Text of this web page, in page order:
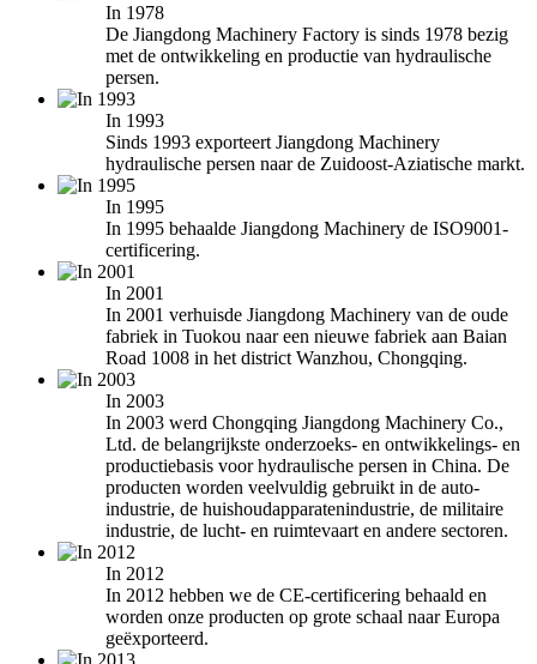
In 1978
De Jiangdong Machinery Factory is sinds 1978 bezig
met de ontwikkeling en productie van hydraulische
persen.
In 1993
Sinds 1993 exporteert Jiangdong Machinery
hydraulische persen naar de Zuidoost-Aziatische markt.
In 1995
In 1995 behaalde Jiangdong Machinery de ISO9001-
certificering.
In 2001
In 2001 verhuisde Jiangdong Machinery van de oude
fabriek in Tuokou naar een nieuwe fabriek aan Baian
Road 1008 in het district Wanzhou, Chongqing.
In 2003
In 2003 werd Chongqing Jiangdong Machinery Co.,
Ltd. de belangrijkste onderzoeks- en ontwikkelings- en
productiebasis voor hydraulische persen in China. De
producten worden veelvuldig gebruikt in de auto-
industrie, de huishoudapparatenindustrie, de militaire
industrie, de lucht- en ruimtevaart en andere sectoren.
In 2012
In 2012 hebben we de CE-certificering behaald en
worden onze producten op grote schaal naar Europa
geëxporteerd.